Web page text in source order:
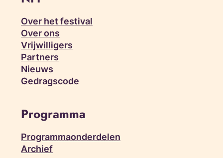
Over het festival
Over ons
Vrijwilligers
Partners
Nieuws
Gedragscode
Programma
Programmaonderdelen
Archief